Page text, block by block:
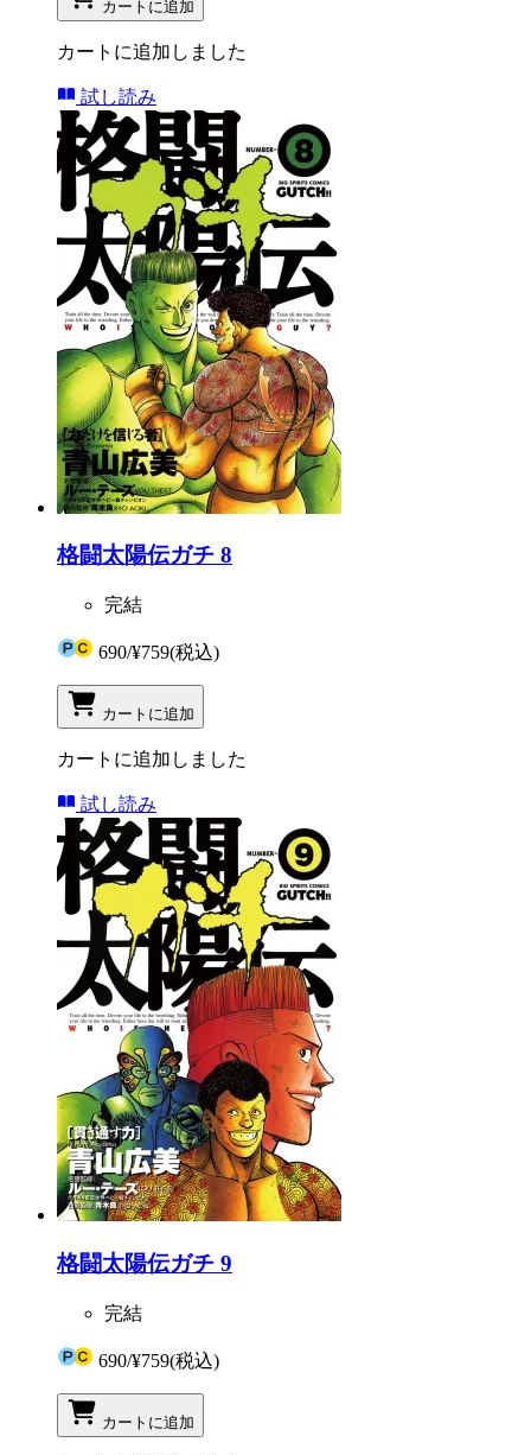
カートに追加
カートに追加しました
試し読み
格闘太陽伝ガチ 8
完結
690/¥759(税込)
カートに追加
カートに追加しました
試し読み
格闘太陽伝ガチ 9
完結
690/¥759(税込)
カートに追加